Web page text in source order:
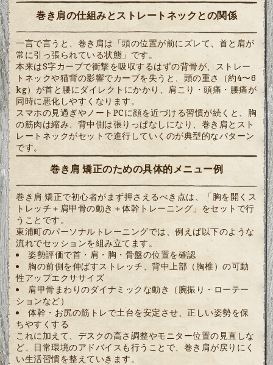
巻き肩の仕組みとストレートネックとの関係
一言で言うと、巻き肩は「頭の位置が前にズレて、首と肩が
常に引っ張られている状態」です。
本来はS字カーブで衝撃を吸収するはずの背骨が、ストレー
トネックや猫背の影響でカーブを失うと、頭の重さ（約4〜6
kg）が首と腰にダイレクトにかかり、肩こり・頭痛・腰痛が
同時に悪化しやすくなります。
スマホの見過ぎやノートPCに顔を近づける習慣が続くと、胸
の筋肉は縮み、背中側は張りっぱなしになり、巻き肩とスト
レートネックがセットで進行していくのが典型的なパターン
です。
巻き肩 矯正のための具体的メニュー例
巻き肩 矯正で初心者がまず押さえるべき点は、「胸を開くス
トレッチ＋肩甲骨の動き＋体幹トレーニング」をセットで行
うことです。
東浦町のパーソナルトレーニングでは、例えば以下のような
流れでセッションを組み立てます。
姿勢評価で首・肩・胸・骨盤の位置を確認
胸の前側を伸ばすストレッチ、背中上部（胸椎）の可動
性アップエクササイズ
肩甲骨まわりのダイナミックな動き（腕振り・ローテー
ションなど）
体幹・お尻の筋トレで土台を安定させ、正しい姿勢を保
ちやすくする
これに加えて、デスクの高さ調整やモニター位置の見直しな
ど、日常環境のアドバイスも行うことで、巻き肩が戻りにく
い生活習慣を整えていきます。